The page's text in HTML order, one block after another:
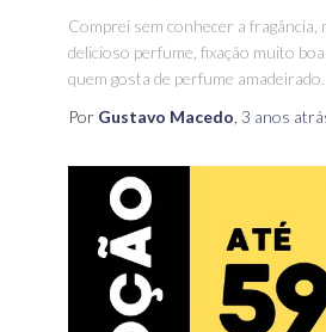
Comprei sem conhecer a fragância,
delicioso perfume, fixação muito
quem gosta de perfume amadeirado.
Por Gustavo Macedo 3 anos